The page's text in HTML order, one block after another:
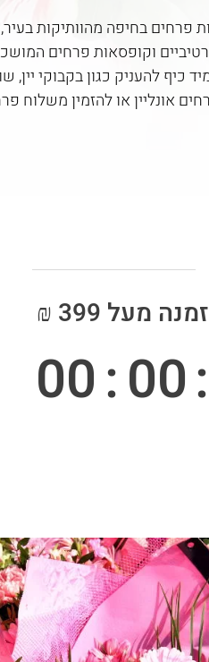
פרחים בחיפה מהוותיקות
וקופסאות פרחים
כיף להעניק כגון בקבוקי יין,
אונליין או להזמין
מעל 399 ₪
00:00: